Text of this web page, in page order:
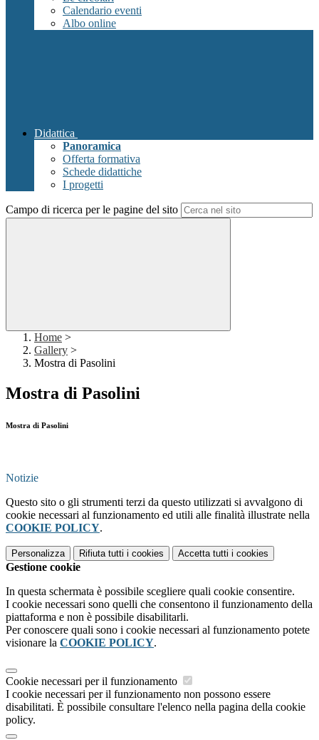
Calendario eventi
Albo online
Didattica
Panoramica
Offerta formativa
Schede didattiche
I progetti
Campo di ricerca per le pagine del sito
Home >
Gallery >
Mostra di Pasolini
Mostra di Pasolini
Mostra di Pasolini
Notizie
Questo sito o gli strumenti terzi da questo utilizzati si avvalgono di
cookie necessari al funzionamento ed utili alle finalità illustrate nella
COOKIE POLICY.
Personalizza Rifiuta tutti i cookies Accetta tutti i cookies
Gestione cookie
In questa schermata è possibile scegliere quali cookie consentire.
I cookie necessari sono quelli che consentono il funzionamento della
piattaforma e non è possibile disabilitarli.
Per conoscere quali sono i cookie necessari al funzionamento potete
visionare la COOKIE POLICY.
Cookie necessari per il funzionamento
I cookie necessari per il funzionamento non possono essere
disabilitati. È possibile consultare l'elenco nella pagina della cookie
policy.